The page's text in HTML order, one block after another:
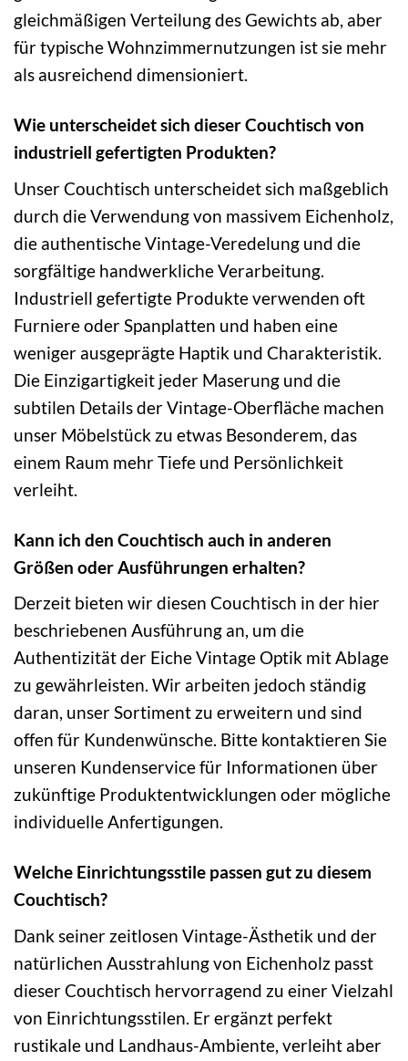
gleichmäßigen Verteilung des Gewichts ab, aber
für typische Wohnzimmernutzungen ist sie mehr
als ausreichend dimensioniert.
Wie unterscheidet sich dieser Couchtisch von
industriell gefertigten Produkten?
Unser Couchtisch unterscheidet sich maßgeblich
durch die Verwendung von massivem Eichenholz,
die authentische Vintage-Veredelung und die
sorgfältige handwerkliche Verarbeitung.
Industriell gefertigte Produkte verwenden oft
Furniere oder Spanplatten und haben eine
weniger ausgeprägte Haptik und Charakteristik.
Die Einzigartigkeit jeder Maserung und die
subtilen Details der Vintage-Oberfläche machen
unser Möbelstück zu etwas Besonderem, das
einem Raum mehr Tiefe und Persönlichkeit
verleiht.
Kann ich den Couchtisch auch in anderen
Größen oder Ausführungen erhalten?
Derzeit bieten wir diesen Couchtisch in der hier
beschriebenen Ausführung an, um die
Authentizität der Eiche Vintage Optik mit Ablage
zu gewährleisten. Wir arbeiten jedoch ständig
daran, unser Sortiment zu erweitern und sind
offen für Kundenwünsche. Bitte kontaktieren Sie
unseren Kundenservice für Informationen über
zukünftige Produktentwicklungen oder mögliche
individuelle Anfertigungen.
Welche Einrichtungsstile passen gut zu diesem
Couchtisch?
Dank seiner zeitlosen Vintage-Ästhetik und der
natürlichen Ausstrahlung von Eichenholz passt
dieser Couchtisch hervorragend zu einer Vielzahl
von Einrichtungsstilen. Er ergänzt perfekt
rustikale und Landhaus-Ambiente, verleiht aber